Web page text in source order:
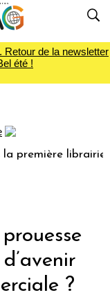
Retour de la newsletter
été !
librairie du
?